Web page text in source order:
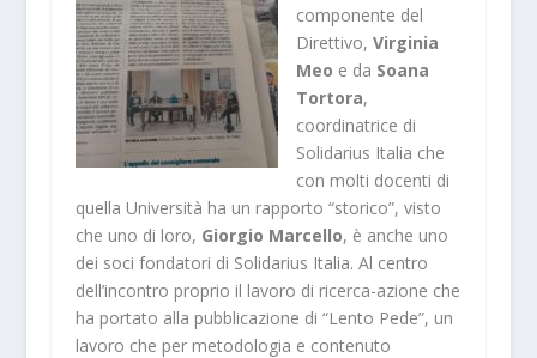
componente del
Direttivo, Virginia
Meo e da Soana
Tortora,
coordinatrice di
Solidarius Italia che
con molti docenti di
quella Università ha un rapporto “storico”, visto
che uno di loro, Giorgio Marcello, è anche uno
dei soci fondatori di Solidarius Italia. Al centro
dell’incontro proprio il lavoro di ricerca-azione che
ha portato alla pubblicazione di “Lento Pede”, un
lavoro che per metodologia e contenuto